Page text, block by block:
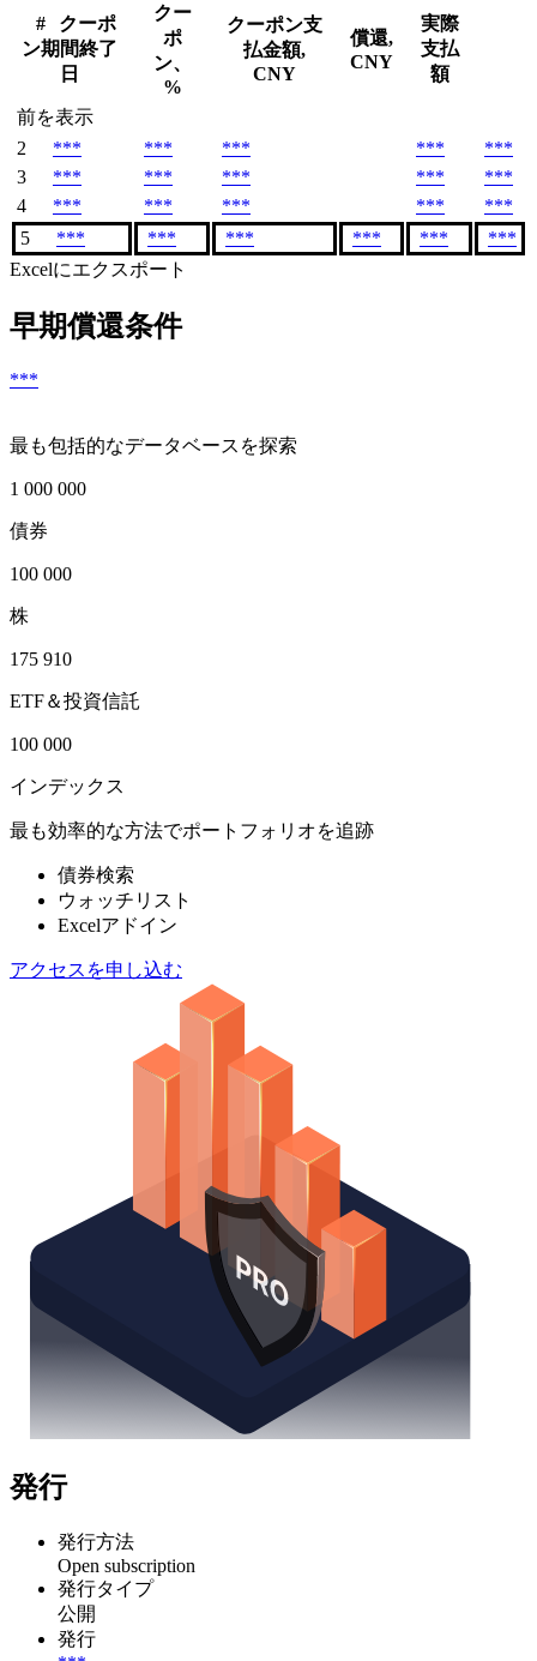
#
クーポ
ン期間終了
日
クー
ポ
ン、
%
クーポン支
払金額,
CNY
償還,
CNY
実際
支払
額
前を表示
2
*** *** *** ***
***
3
*** *** *** ***
***
4
*** *** *** ***
***
5
*** *** *** *** ***
***
Excelにエクスポート
早期償還条件
***
最も包括的なデータベースを探索
1 000 000
債券
100 000
株
175 910
ETF＆投資信託
100 000
インデックス
最も効率的な方法でポートフォリオを追跡
債券検索
ウォッチリスト
Excelアドイン
アクセスを申し込む
発行
発行方法
Open subscription
発行タイプ
公開
発行